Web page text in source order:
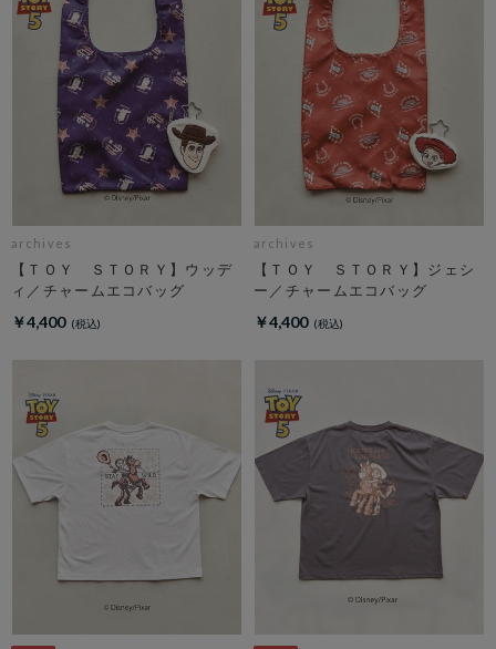
archives
【ＴＯＹ ＳＴＯＲＹ】ウッデ
ィ／チャームエコバッグ
￥4,400
archives
【ＴＯＹ ＳＴＯＲＹ】ジェシ
ー／チャームエコバッグ
￥4,400